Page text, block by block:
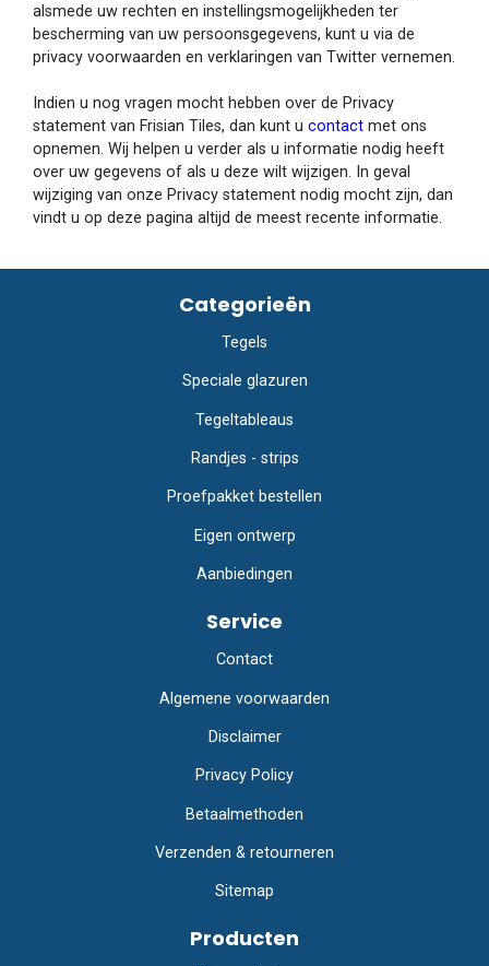
alsmede uw rechten en instellingsmogelijkheden ter
bescherming van uw persoonsgegevens, kunt u via de
privacy voorwaarden en verklaringen van Twitter vernemen.
Indien u nog vragen mocht hebben over de Privacy
statement van Frisian Tiles, dan kunt u contact met ons
opnemen. Wij helpen u verder als u informatie nodig heeft
over uw gegevens of als u deze wilt wijzigen. In geval
wijziging van onze Privacy statement nodig mocht zijn, dan
vindt u op deze pagina altijd de meest recente informatie.
Categorieën
Tegels
Speciale glazuren
Tegeltableaus
Randjes - strips
Proefpakket bestellen
Eigen ontwerp
Aanbiedingen
Service
Contact
Algemene voorwaarden
Disclaimer
Privacy Policy
Betaalmethoden
Verzenden & retourneren
Sitemap
Producten